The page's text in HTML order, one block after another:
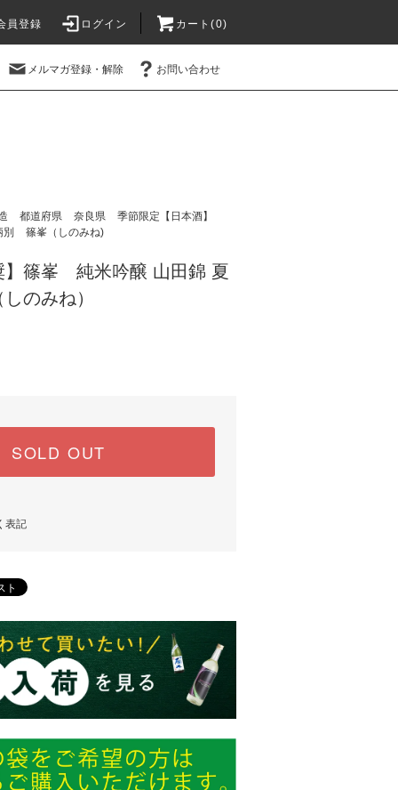
員登録 ログイン カート(0)
メルマガ登録・解除 お問い合わせ
都道府県 奈良県
季節限定【日本酒】
篠峯（しのみね)
】篠峯 純米吟醸 山田錦 夏
のみね）
SOLD OUT
表記